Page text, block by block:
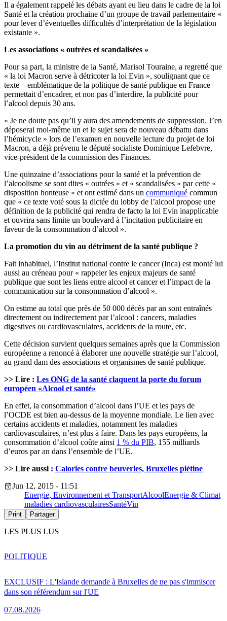
Il a également rappelé les débats ayant eu lieu dans le cadre de la loi
Santé et la création prochaine d’un groupe de travail parlementaire «
pour lever d’éventuelles difficultés d’interprétation de la législation
existante ».
Les associations « outrées et scandalisées »
Pour sa part, la ministre de la Santé, Marisol Touraine, a regretté que
« la loi Macron serve à détricoter la loi Evin », soulignant que ce
texte – emblématique de la politique de santé publique en France –
permettait d’encadrer, et non pas d’interdire, la publicité pour
l’alcool depuis 30 ans.
« Je ne doute pas qu’il y aura des amendements de suppression. J’en
déposerai moi-même un et le sujet sera de nouveau débattu dans
l’hémicycle » lors de l’examen en nouvelle lecture du projet de loi
Macron, a déjà prévenu le député socialiste Dominique Lefebvre,
vice-président de la commission des Finances.
Une quinzaine d’associations pour la santé et la prévention de
l’alcoolisme se sont dites « outrées » et « scandalisées » par cette «
disposition honteuse » et ont estimé dans un communiqué commun
que « ce texte voté sous la dictée du lobby de l’alcool propose une
définition de la publicité qui rendra de facto la loi Evin inapplicable
et ouvrira sans limite un boulevard à l’incitation publicitaire en
faveur de la consommation d’alcool ».
La promotion du vin au détriment de la santé publique ?
Fait inhabituel, l’Institut national contre le cancer (Inca) est monté lui
aussi au créneau pour « rappeler les enjeux majeurs de santé
publique que sont les liens entre alcool et cancer et l’impact de la
communication sur la consommation d’alcool ».
On estime au total que près de 50 000 décès par an sont entraînés
directement ou indirectement par l’alcool : cancers, maladies
digestives ou cardiovasculaires, accidents de la route, etc.
Cette décision survient quelques semaines après que la Commission
européenne a renoncé à élaborer une nouvelle stratégie sur l’alcool,
au grand dam des associations et organismes de santé publique.
>> Lire : Les ONG de la santé claquent la porte du forum
européen «Alcool et santé»
En effet, la consommation d’alcool dans l’UE et les pays de
l’OCDE est bien au-dessus de la moyenne mondiale. Le lien avec
certains accidents et maladies, notamment les maladies
cardiovasculaires, n’est plus à faire. Dans les pays européens, la
consommation d’alcool coûte ainsi 1 % du PIB, 155 milliards
d’euros par an dans l’ensemble de l’UE.
>> Lire aussi : Calories contre beuveries, Bruxelles piétine
Jun 12, 2015 - 11:51
Energie, Environnement et TransportAlcoolEnergie & Climat
maladies cardiovasculairesSantéVin
Print Partager
LES PLUS LUS
EXCLUSIF : L'Islande demande à Bruxelles de ne pas s'immiscer
dans son référendum sur l'UE
07.08.2026
POLITIQUE